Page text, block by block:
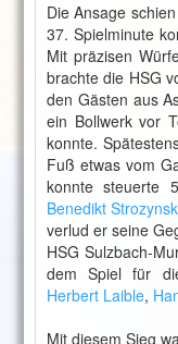
Die Ansage
37. Spielminute
Mit präzisen
brachte die HSG
den Gästen aus
ein Bollwerk vor
konnte.
Fuß etwas vom
konnte steuerte
Benedikt
verlud er seine
HSG Sulzbach-
dem Spiel für
Herbert Laible,
Mit diesem Sieg